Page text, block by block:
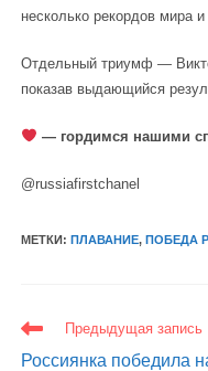
несколько рекордов мира
Отдельный триумф —
показав выдающийся
— гордимся нашими
@russiafirstchanel
МЕТКИ:ПЛАВАНИЕ, ПОБЕДА
ЕЩЕ
СТАТЬИ
Предыдущая запись
Россиянка победила